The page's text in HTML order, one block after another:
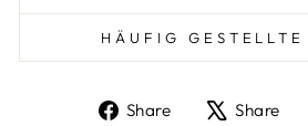
HÄUFIG GESTELLTE
Share
ShareShare